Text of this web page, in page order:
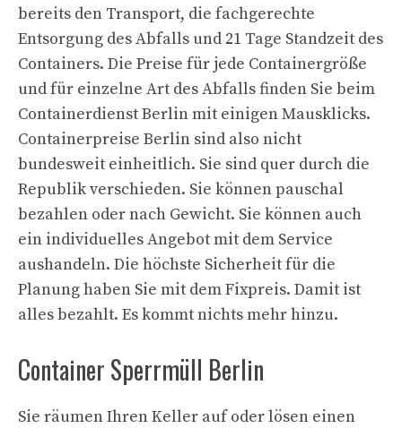
bereits den Transport, die fachgerechte
Entsorgung des Abfalls und 21 Tage Standzeit des
Containers. Die Preise für jede Containergröße
und für einzelne Art des Abfalls finden Sie beim
Containerdienst Berlin mit einigen Mausklicks.
Containerpreise Berlin sind also nicht
bundesweit einheitlich. Sie sind quer durch die
Republik verschieden. Sie können pauschal
bezahlen oder nach Gewicht. Sie können auch
ein individuelles Angebot mit dem Service
aushandeln. Die höchste Sicherheit für die
Planung haben Sie mit dem Fixpreis. Damit ist
alles bezahlt. Es kommt nichts mehr hinzu.
Container Sperrmüll Berlin
Sie räumen Ihren Keller auf oder lösen einen